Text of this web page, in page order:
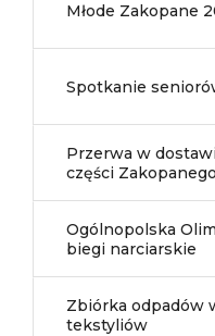
Młode Zakopane
Spotkanie
Przerwa w
części Zakopanego
Ogólnopolska
biegi narciarskie
Zbiórka odpadów
tekstyliów